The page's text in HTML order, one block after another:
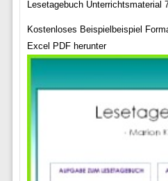
Lesetagebuch Unterrichtsmaterial
Kostenloses Beispielbeispiel
Excel PDF herunter